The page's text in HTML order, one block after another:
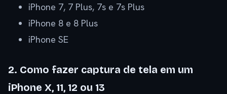
iPhone 7, 7 Plus, 7s e 7s Plus
iPhone 8 e 8 Plus
iPhone SE
2. Como fazer captura de tela em um
iPhone X, 11, 12 ou 13